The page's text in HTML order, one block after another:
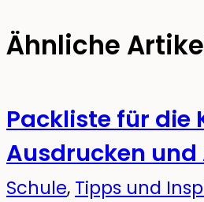
Ähnliche
Packliste für die
Ausdrucken
Schule, Tipps und